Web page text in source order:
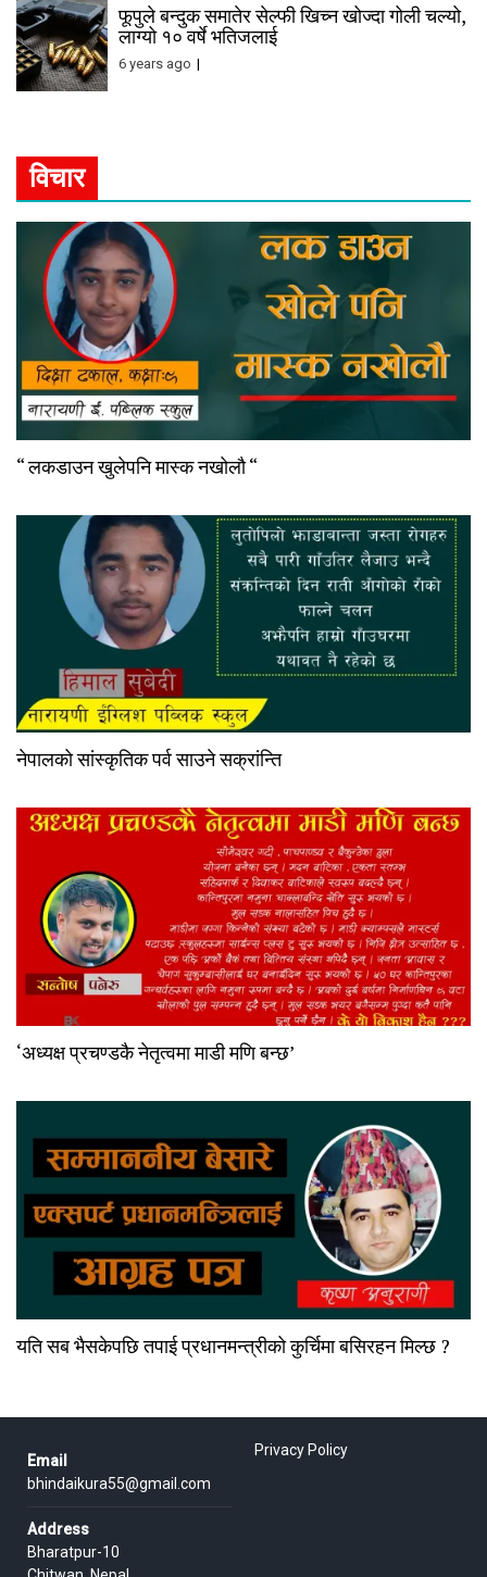
फूपुले बन्दुक समातेर सेल्फी खिच्न खोज्दा गोली चल्यो,
लाग्यो १० वर्षे भतिजलाई
6 years ago
विचार
“ लकडाउन खुलेपनि मास्क नखोलौ “
नेपालको सांस्कृतिक पर्व साउने सक्रांन्ति
‘अध्यक्ष प्रचण्डकै नेतृत्वमा माडी मणि बन्छ’
यति सब भैसकेपछि तपाई प्रधानमन्त्रीको कुर्चिमा बसिरहन मिल्छ ?
Email
bhindaikura55@gmail.com
Address
Bharatpur-10
Privacy Policy